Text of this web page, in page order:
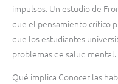
impulsos. Un estudio de
que el pensamiento crítico
que los estudiantes
problemas de salud mental.
Qué implica Conocer las